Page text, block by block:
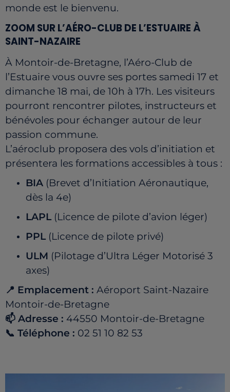
monde est le bienvenu.
ZOOM SUR L’AÉRO-CLUB DE L’ESTUAIRE À
SAINT-NAZAIRE
À Montoir-de-Bretagne, l’Aéro-Club de
l’Estuaire vous ouvre ses portes samedi 17 et
dimanche 18 mai, de 10h à 17h. Les visiteurs
pourront rencontrer pilotes, instructeurs et
bénévoles pour échanger autour de leur
passion commune.
L’aéroclub proposera des vols d’initiation et
présentera les formations accessibles à tous :
BIA (Brevet d’Initiation Aéronautique,
dès la 4e)
LAPL(Licence de pilote d’avion léger)
PPL(Licence de pilote privé)
ULM (Pilotage d’Ultra Léger Motorisé 3
axes)
📍 Emplacement : Aéroport Saint-Nazaire
Montoir-de-Bretagne
📫 Adresse : 44550 Montoir-de-Bretagne
📞 Téléphone : 02 51 10 82 53